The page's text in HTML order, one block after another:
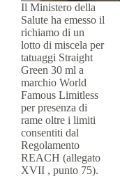
Il Ministero della
Salute ha emesso il
richiamo di un
lotto di miscela per
tatuaggi Straight
Green 30 ml a
marchio World
Famous Limitless
per presenza di
rame oltre i limiti
consentiti dal
Regolamento
REACH (allegato
XVII , punto 75).